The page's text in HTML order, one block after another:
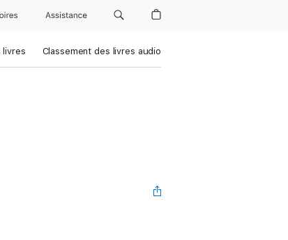
Assistance
livres Classement des livres audio